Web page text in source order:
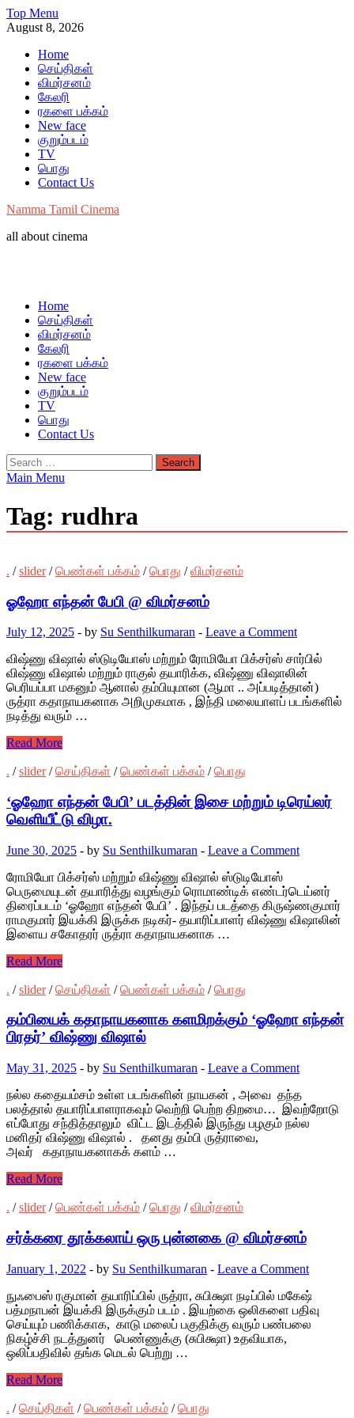
Skip
to
Top Menu
August 8, 2026
Home
செய்திகள்
விமர்சனம்
கேலரி
ரகளை பக்கம்
New face
குறும்படம்
TV
பொது
Contact Us
Namma Tamil Cinema
all about cinema
Home
செய்திகள்
விமர்சனம்
கேலரி
ரகளை பக்கம்
New face
குறும்படம்
TV
பொது
Contact Us
Search
for:
Main Menu
Tag: rudhra
. /slider/பெண்கள் பக்கம் /பொது /விமர்சனம்
ஓஹோ எந்தன் பேபி @ விமர்சனம்
July 12, 2025 - by Su Senthilkumaran - Leave a Comment
விஷ்ணு விஷால் ஸ்டுடியோஸ் மற்றும் ரோமியோ பிக்சர்ஸ் சார்பில்
விஷ்ணு விஷால் மற்றும் ராகுல் தயாரிக்க, விஷ்ணு விஷாலின்
பெரியப்பா மகனும் ஆனால் தம்பியுமான (ஆமா .. அப்படித்தான்)
ருத்ரா கதாநாயகனாக அறிமுகமாக , இந்தி மலையாளப் படங்களில்
நடித்து வரும் …
Read More
. /slider/செய்திகள் /பெண்கள் பக்கம் /பொது
‘ஓஹோ எந்தன் பேபி’ படத்தின் இசை மற்றும் டிரெய்லர்
வெளியீட்டு விழா.
June 30, 2025 - by Su Senthilkumaran - Leave a Comment
ரோமியோ பிக்சர்ஸ் மற்றும் விஷ்ணு விஷால் ஸ்டுடியோஸ்
பெருமையுடன் தயாரித்து வழங்கும் ரொமாண்டிக் எண்டர்டெய்னர்
திரைப்படம் ‘ஓஹோ எந்தன் பேபி’ . இந்தப் படத்தை கிருஷ்ணகுமார்
ராமகுமார் இயக்கி இருக்க நடிகர்- தயாரிப்பாளர் விஷ்ணு விஷாலின்
இளைய சகோதரர் ருத்ரா கதாநாயகனாக …
Read More
. /slider/செய்திகள் /பெண்கள் பக்கம் /பொது
தம்பியைக் கதாநாயகனாக களமிறக்கும் ‘ஓஹோ எந்தன்
பிரதர்’ விஷ்ணு விஷால்
May 31, 2025 - by Su Senthilkumaran - Leave a Comment
நல்ல கதையம்சம் உள்ள படங்களின் நாயகன் , அவை தந்த
பலத்தால் தயாரிப்பாளராகவும் வெற்றி பெற்ற திறமை… இவற்றோடு
எப்போது சந்தித்தாலும் விட்ட இடத்தில் இருந்து பழகும் நல்ல
மனிதர் விஷ்ணு விஷால் . தனது தம்பி ருத்ராவை,
அவர் கதாநாயகனாகக் களம் …
Read More
. /slider/பெண்கள் பக்கம் /பொது /விமர்சனம்
சர்க்கரை தூக்கலாய் ஒரு புன்னகை @ விமர்சனம்
January 1, 2022 - by Su Senthilkumaran - Leave a Comment
நுஃபைஸ் ரகுமான் தயாரிப்பில் ருத்ரா, சுபிக்ஷா நடிப்பில் மகேஷ்
பத்மநாபன் இயக்கி இருக்கும் படம் . இயற்கை ஒலிகளை பதிவு
செய்யும் பணிக்காக, காடு மலைப் பகுதிக்கு வரும் பண்பலை
நிகழ்ச்சி நடத்துனர் பெண்ணுக்கு (சுபிக்ஷா) உதவியாக,
ஒலிப்பதிவில் தங்க மெடல் பெற்று …
Read More
. /செய்திகள் /பெண்கள் பக்கம் /பொது